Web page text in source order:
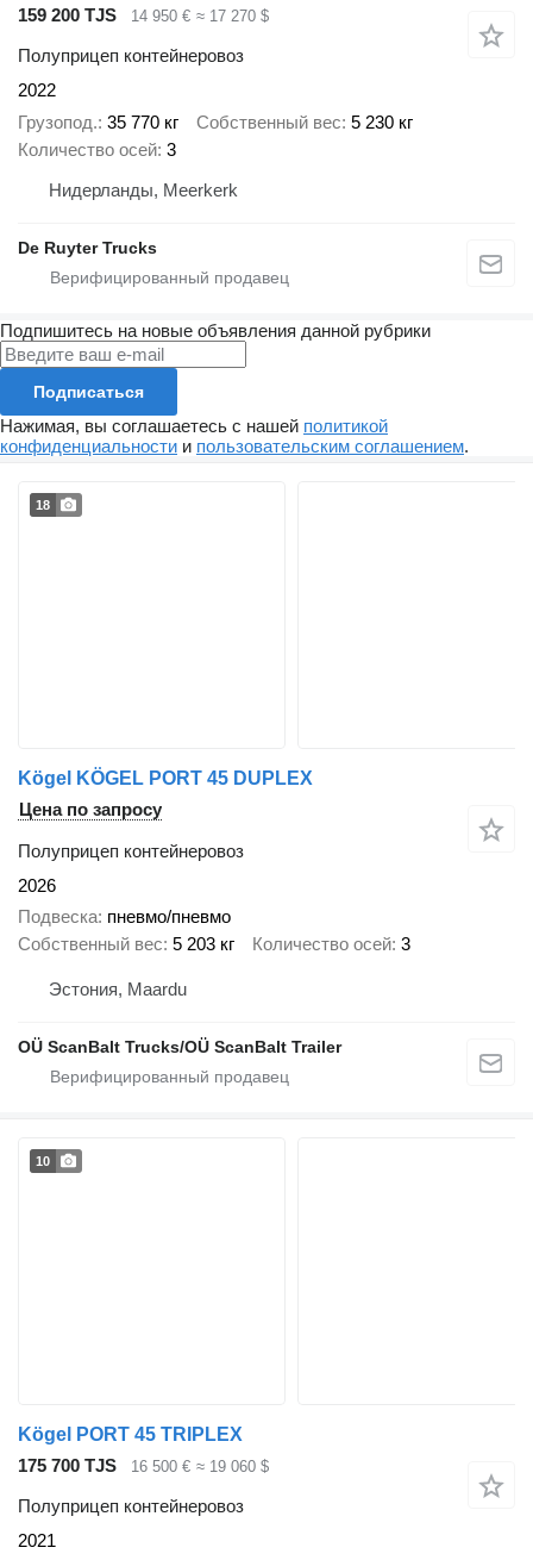
159 200 TJS
14 950 € ≈ 17 270 $
Полуприцеп контейнеровоз
2022
Грузопод. 35 770 кг Собственный вес 5 230 кг
Количество осей 3
Нидерланды, Meerkerk
De Ruyter Trucks
Подпишитесь на новые объявления данной рубрики
Подписаться
Нажимая, вы соглашаетесь с нашей политикой
конфиденциальности и пользовательским соглашением.
18
Kögel KÖGEL PORT 45 DUPLEX
Цена по запросу
Полуприцеп контейнеровоз
2026
Подвеска пневмо/пневмо
Собственный вес 5 203 кг Количество осей 3
Эстония, Maardu
OÜ ScanBalt Trucks/OÜ ScanBalt Trailer
10
Kögel PORT 45 TRIPLEX
175 700 TJS
16 500 € ≈ 19 060 $
Полуприцеп контейнеровоз
2021